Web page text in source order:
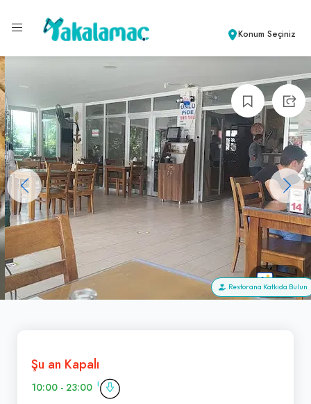
Konum Seçiniz
+14
Restorana Katkıda Bulun
Şu an Kapalı
10:00 - 23:00